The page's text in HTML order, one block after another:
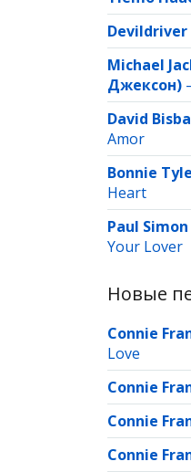
Devildriver
Michael
Джексон)
David
Amor
Bonnie
Heart
Paul Simon
Your Lover
Новые
Connie
Love
Connie
Connie
Connie